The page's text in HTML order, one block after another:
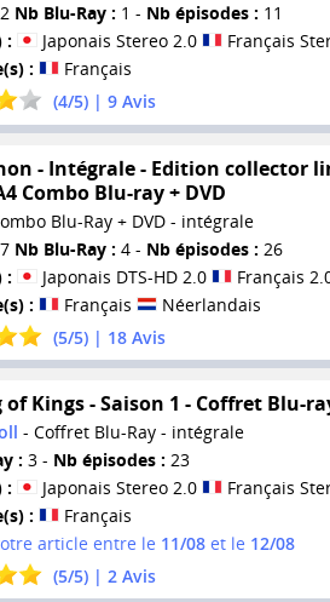
2 Nb Blu-Ray : 1 - Nb épisodes : 11
:
Japonais Stereo 2.0
Français
:
Français
(4/5) | 9Avis
- Intégrale - Edition collector
Combo Blu-ray + DVD
Blu-Ray + DVD - intégrale
7 Nb Blu-Ray : 4 - Nb épisodes : 26
:
Japonais DTS-HD 2.0
Français
:
Français
Néerlandais
(5/5) | 18Avis
Kings - Saison 1 - Coffret Blu-
- Coffret Blu-Ray - intégrale
: 3 - Nb épisodes : 23
:
Japonais Stereo 2.0
Français
:
Français
article entre le 11/08et le 12/08
(5/5) | 2Avis